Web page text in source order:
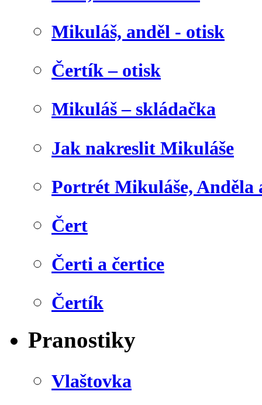
Mikuláš, anděl - otisk
Čertík – otisk
Mikuláš – skládačka
Jak nakreslit Mikuláše
Portrét Mikuláše, Anděla
Čert
Čerti a čertice
Čertík
Pranostiky
Vlaštovka